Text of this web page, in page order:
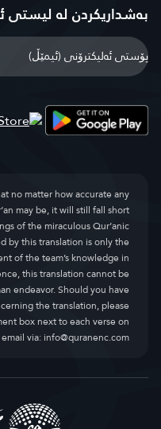
بەشداریکردن لە لیستی
no matter how accurate any
may be, it will still fall short
of the miraculous Qur’anic
by this translation is only the
of the team’s knowledge in
this translation cannot be
endeavor. Should you have
the translation, please
box next to each verse on
via:info@quranenc.com